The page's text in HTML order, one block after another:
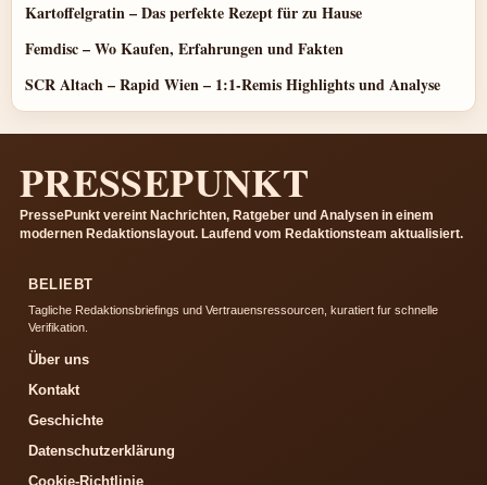
Kartoffelgratin – Das perfekte Rezept für zu Hause
Femdisc – Wo Kaufen, Erfahrungen und Fakten
SCR Altach – Rapid Wien – 1:1-Remis Highlights und Analyse
PRESSEPUNKT
PressePunkt vereint Nachrichten, Ratgeber und Analysen in einem
modernen Redaktionslayout. Laufend vom Redaktionsteam aktualisiert.
BELIEBT
Tagliche Redaktionsbriefings und Vertrauensressourcen, kuratiert fur schnelle
Verifikation.
Über uns
Kontakt
Geschichte
Datenschutzerklärung
Cookie-Richtlinie